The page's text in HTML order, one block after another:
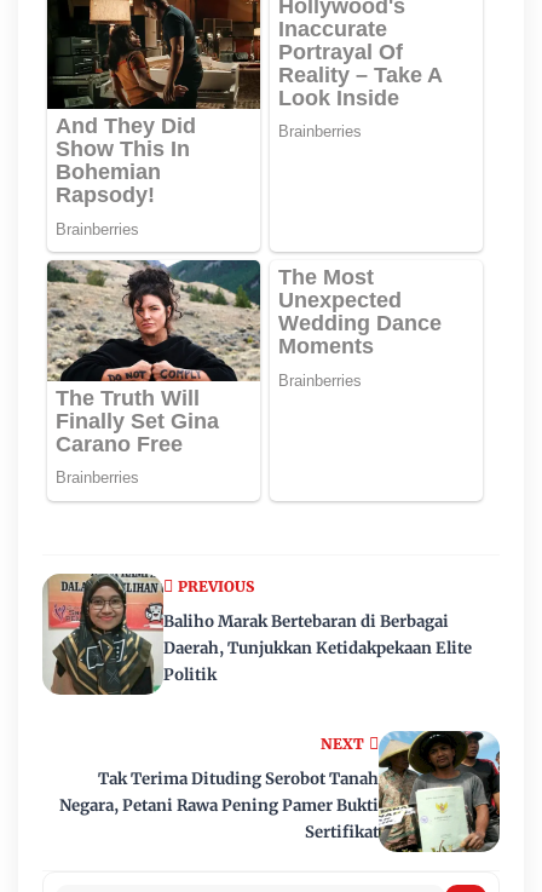
NEXT
Tak Terima Dituding Serobot Tanah
Negara, Petani Rawa Pening Pamer Bukti
Sertifikat
PREVIOUS
Baliho Marak Bertebaran di Berbagai
Daerah, Tunjukkan Ketidakpekaan Elite
Politik